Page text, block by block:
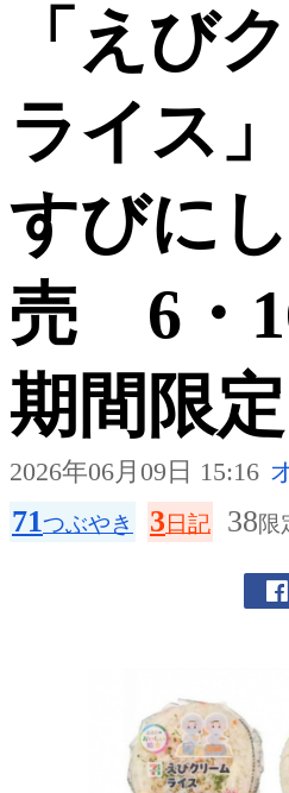
「えび
ライス
すびに
売 6・
期間限定
2026年06月09日 15:16
71つぶやき 3日記 38限